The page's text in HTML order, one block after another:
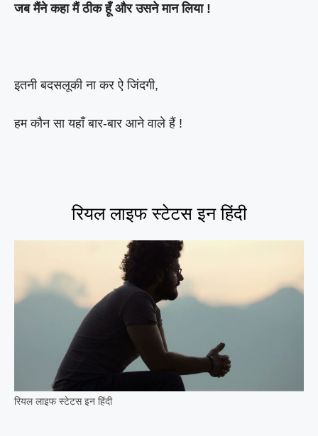
जब मैंने कहा मैं ठीक हूँ और उसने मान लिया !
इतनी बदसलूकी ना कर ऐ जिंदगी,
हम कौन सा यहाँ बार-बार आने वाले हैं !
रियल लाइफ स्टेटस इन हिंदी
रियल लाइफ स्टेटस इन हिंदी